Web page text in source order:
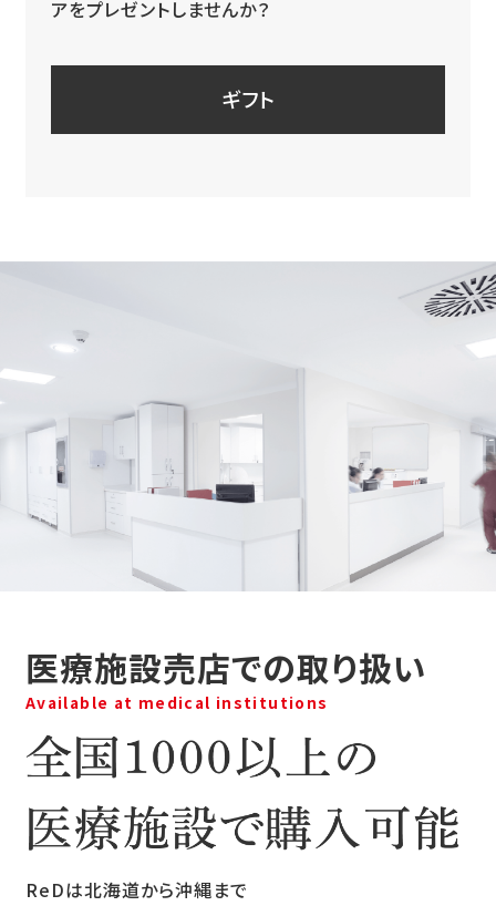
医療施設売店での取り扱い
Available at medical institutions
全国さまざまな医療施設の売店で